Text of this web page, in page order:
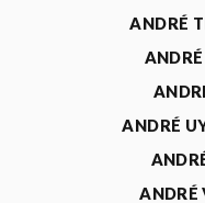
ANDRÉ
ANDRÉ
ANDRÉ